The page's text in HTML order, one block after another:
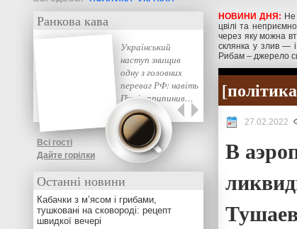
НОВИНИ ДНЯ: Не
цвілі та
через яку можна
склянка у злив —
Рибам – джерело
політика
27.02.2022
В
Ранкова кава
Український
наступ знищив
одну з головних
переваг РФ: навіть
Путін припинив…
Всі гості
Дайте горілки
Останні новини
Кабачки з м’ясом і грибами,
тушковані на сковороді: рецепт
швидкої вечері